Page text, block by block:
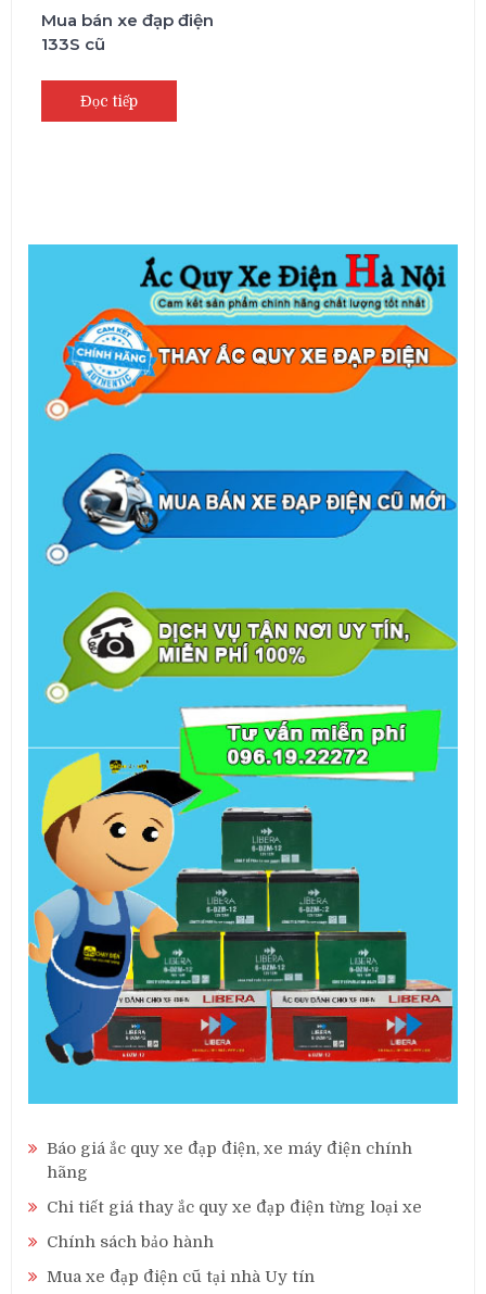
Mua bán xe đạp điện
133S cũ
Đọc tiếp
Báo giá ắc quy xe đạp điện, xe máy điện chính
hãng
Chi tiết giá thay ắc quy xe đạp điện từng loại xe
Chính sách bảo hành
Mua xe đạp điện cũ tại nhà Uy tín